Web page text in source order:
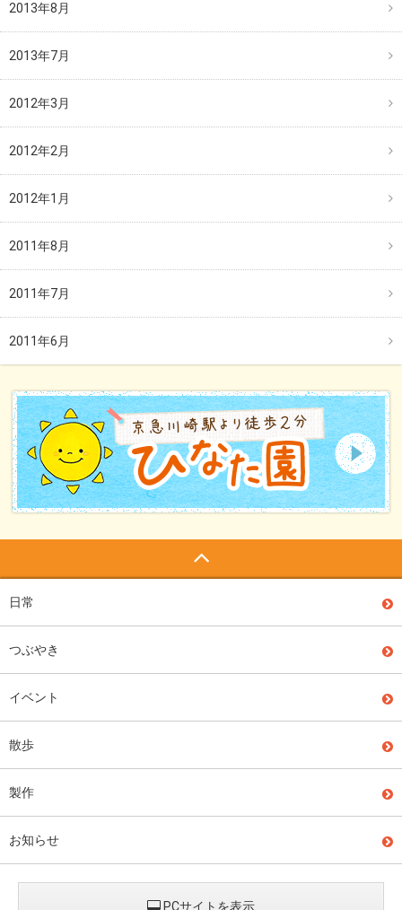
2013年8月
2013年7月
2012年3月
2012年2月
2012年1月
2011年8月
2011年7月
2011年6月
日常
つぶやき
イベント
散歩
製作
お知らせ
PCサイトを表示